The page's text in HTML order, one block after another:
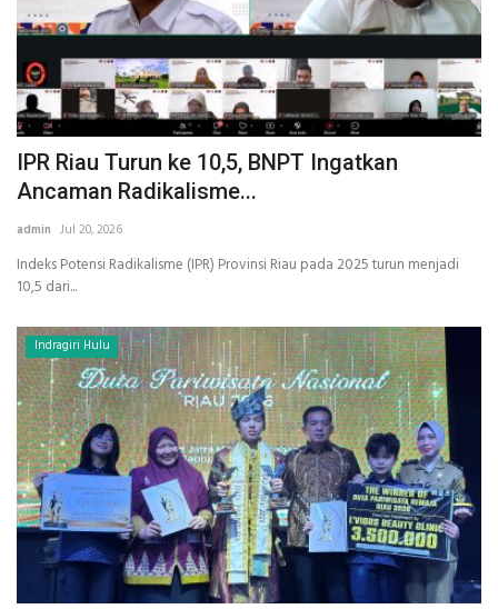
IPR Riau Turun ke 10,5, BNPT Ingatkan
Ancaman Radikalisme...
admin Jul 20, 2026
Indeks Potensi Radikalisme (IPR) Provinsi Riau pada 2025 turun menjadi
10,5 dari...
Indragiri Hulu